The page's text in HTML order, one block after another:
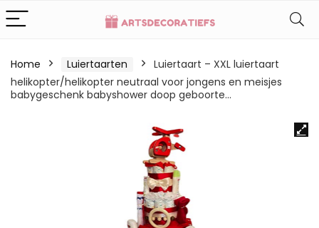
Home Luiertaarten
Luiertaart – XXL luiertaart
helikopter/helikopter neutraal voor jongens en meisjes
babygeschenk babyshower doop geboorte…